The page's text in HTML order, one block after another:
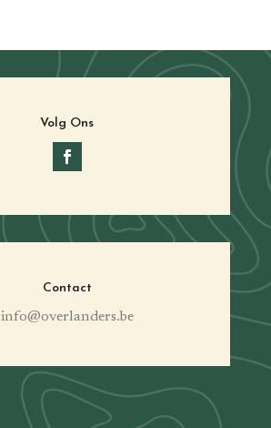
Volg Ons
Contact
info@overlanders.be